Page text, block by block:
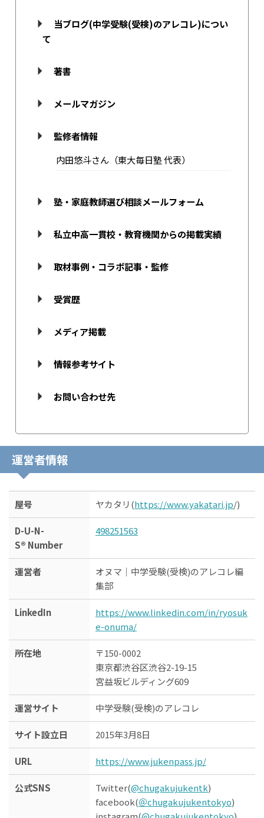
当ブログ(中学受験(受検)のアレコレ)につい
て
著書
メールマガジン
監修者情報
内田悠斗さん（東大毎日塾 代表）
塾・家庭教師選び相談メールフォーム
私立中高一貫校・教育機関からの掲載実績
取材事例・コラボ記事・監修
受賞歴
メディア掲載
情報参考サイト
お問い合わせ先
運営者情報
屋号 ヤカタリ(https://www.yakatari.jp/)
D-U-N-
S® Number
498251563
運営者
オヌマ｜中学受験(受検)のアレコレ編
集部
LinkedIn
https://www.linkedin.com/in/ryosuk
e-onuma/
所在地
〒150-0002
東京都渋谷区渋谷2-19-15
宮益坂ビルディング609
運営サイト 中学受験(受検)のアレコレ
サイト設立日 2015年3月8日
URL https://www.jukenpass.jp/
公式SNS Twitter(@chugakujukentk)
facebook(＠chugakujukentokyo)